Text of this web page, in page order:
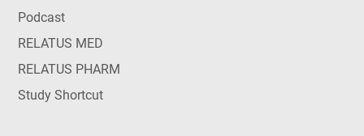
Podcast
RELATUS MED
RELATUS PHARM
Study Shortcut